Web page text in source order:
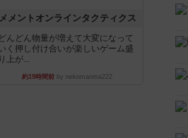
メメントオンラインタクティクス
どんどん物量が増えて大変になって
く押し付け合いが楽しいゲーム盛
り上が...
約19時間前 by nekomanma222